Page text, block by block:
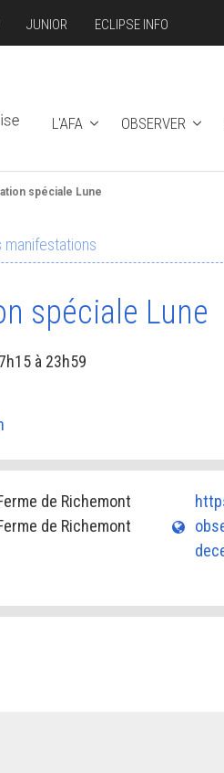
L'AFA OBSERVER
JUNIOR ECLIPSE INFO
spéciale Lune
manifestations
spéciale Lune
à 23h59
de Richemont
de Richemont